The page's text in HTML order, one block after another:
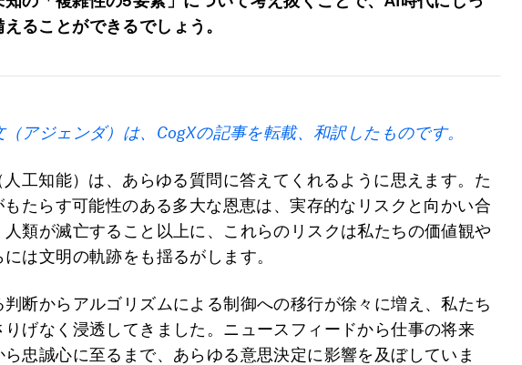
ることができるでしょう。
（アジェンダ） は、 CogXの記事を転載、 和訳したものです。
工知能）は、あらゆる質問に答えてくれるように思えます。た
もたらす可能性のある多大な恩恵は、実存的なリスクと向かい合
人類が滅亡すること以上に、これらのリスクは私たちの価値観や
は文明の軌跡をも揺るがします。
判断からアルゴリズムによる制御への移行が徐々に増え、私たち
りげなく浸透してきました。ニュースフィードから仕事の将来
忠誠心に至るまで、あらゆる意思決定に影響を及ぼしていま